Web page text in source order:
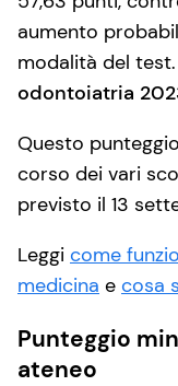
aumento
modalità del test.
odontoiatria
Questo
corso dei vari
previsto il 13
Leggi come
medicina e cosa
Punteggio
ateneo